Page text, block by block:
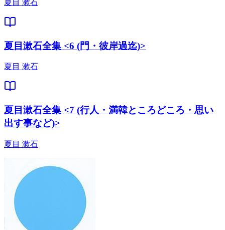
夏目 漱石
夏目漱石全集 <6 (門・彼岸過迄)>
夏目 漱石
夏目漱石全集 <7 (行人・満韓ところどころ・思い
出す事など)>
夏目 漱石